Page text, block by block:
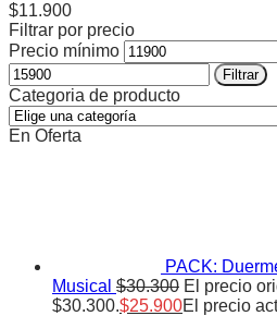
$11.900
Filtrar por precio
Precio mínimo
Filtrar
Categoria de producto
En Oferta
PACK:
Musical $30.300 El precio
$30.300.$25.900El precio